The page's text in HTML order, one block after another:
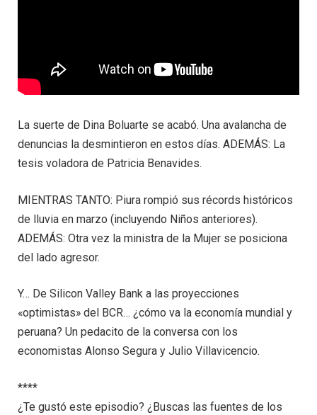
La suerte de Dina Boluarte se acabó. Una avalancha de
denuncias la desmintieron en estos días. ADEMÁS: La
tesis voladora de Patricia Benavides.
MIENTRAS TANTO: Piura rompió sus récords históricos
de lluvia en marzo (incluyendo Niños anteriores).
ADEMÁS: Otra vez la ministra de la Mujer se posiciona
del lado agresor.
Y… De Silicon Valley Bank a las proyecciones
«optimistas» del BCR… ¿cómo va la economía mundial y
peruana? Un pedacito de la conversa con los
economistas Alonso Segura y Julio Villavicencio.
****
¿Te gustó este episodio? ¿Buscas las fuentes de los